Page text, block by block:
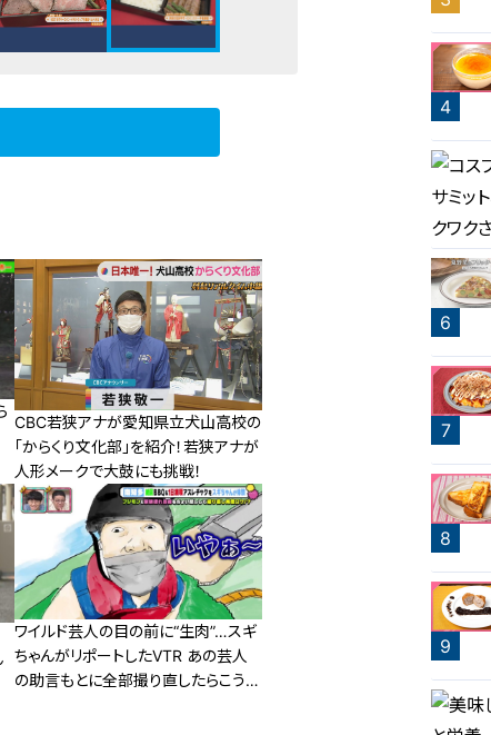
CBC若狭アナが愛知県立犬山高校の
「からくり文化部」を紹介！若狭アナが
人形メークで大鼓にも挑戦！
ワイルド芸人の目の前に“生肉”…スギ
ちゃんがリポートしたVTR あの芸人
の助言もとに全部撮り直したらこうな
4
5
6
7
8
9